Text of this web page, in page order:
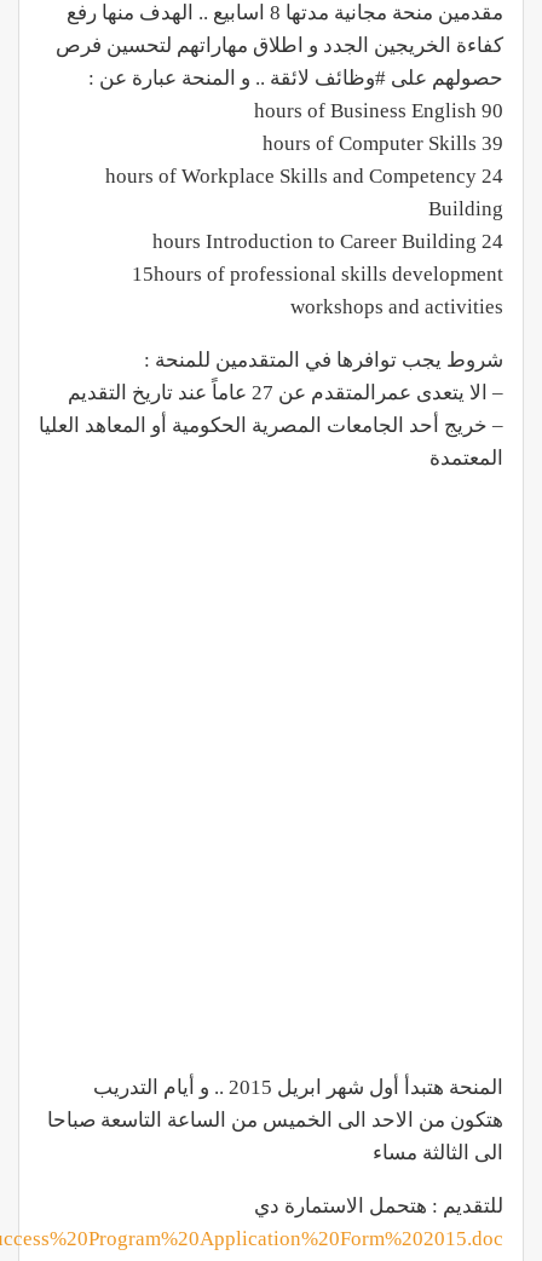
مقدمين منحة مجانية مدتها 8 اسابيع .. الهدف منها رفع
كفاءة ‏الخريجين‬ الجدد و اطلاق مهاراتهم لتحسين فرص
حصولهم على ‫#‏وظائف‬ لائقة .. و المنحة عبارة عن :
90 hours of Business English
39 hours of Computer Skills
24 hours of Workplace Skills and Competency
Building
24 hours Introduction to Career Building
15hours of professional skills development
workshops and activities
شروط يجب توافرها في المتقدمين للمنحة :
– الا يتعدى عمرالمتقدم عن 27 عاماً عند تاريخ التقديم
– خريج أحد الجامعات المصرية الحكومية أو المعاهد العليا
المعتمدة
المنحة هتبدأ أول شهر ابريل 2015 .. و أيام التدريب
هتكون من الاحد الى الخميس من الساعة التاسعة صباحا
الى الثالثة مساء
للتقديم : هتحمل الاستمارة دي